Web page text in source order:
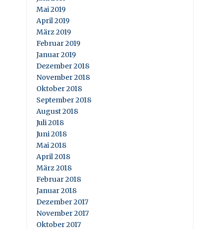
Mai 2019
April 2019
März 2019
Februar 2019
Januar 2019
Dezember 2018
November 2018
Oktober 2018
September 2018
August 2018
Juli 2018
Juni 2018
Mai 2018
April 2018
März 2018
Februar 2018
Januar 2018
Dezember 2017
November 2017
Oktober 2017